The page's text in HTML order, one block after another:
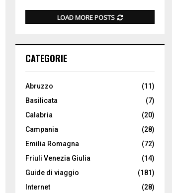
LOAD MORE POSTS
CATEGORIE
Abruzzo
(11)
Basilicata
(7)
Calabria
(20)
Campania
(28)
Emilia Romagna
(72)
Friuli Venezia Giulia
(14)
Guide di viaggio
(181)
Internet
(28)